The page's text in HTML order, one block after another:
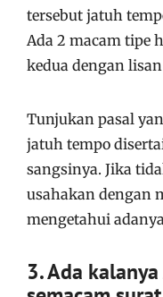
tersebut jatuh
Ada 2 macam tipe
kedua dengan
Tunjukan pasal
jatuh tempo
sangsinya. Jika
usahakan dengan
mengetahui
3. Ada